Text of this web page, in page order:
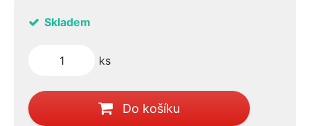
Skladem
ks
Do košíku